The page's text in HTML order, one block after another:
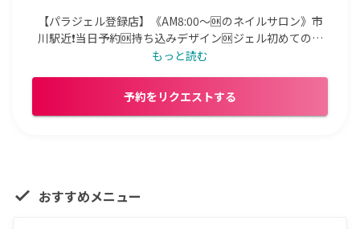
【パラジェル登録店】《AM8:00〜🆗のネイルサロン》市
川駅近❗️当日予約🆗持ち込みデザイン🆗ジェル初めての方
も爪のお悩み等のご相談も丁寧な対応👍時間外もご相談さ
お問い合わせください☺️Instagram    @nailsalon.nail_k
もっと読む
予約をリクエストする
おすすめメニュー